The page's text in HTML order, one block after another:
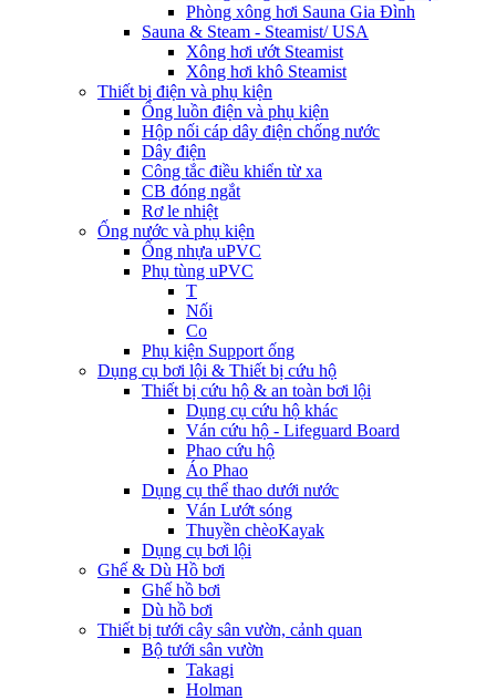
Phòng xông hơi Sauna Gia Đình
Sauna & Steam - Steamist/ USA
Xông hơi ướt Steamist
Xông hơi khô Steamist
Thiết bị điện và phụ kiện
Ống luồn điện và phụ kiện
Hộp nối cáp dây điện chống nước
Dây điện
Công tắc điều khiển từ xa
CB đóng ngắt
Rơ le nhiệt
Ống nước và phụ kiện
Ống nhựa uPVC
Phụ tùng uPVC
T
Nối
Co
Phụ kiện Support ống
Dụng cụ bơi lội & Thiết bị cứu hộ
Thiết bị cứu hộ & an toàn bơi lội
Dụng cụ cứu hộ khác
Ván cứu hộ - Lifeguard Board
Phao cứu hộ
Áo Phao
Dụng cụ thể thao dưới nước
Ván Lướt sóng
Thuyền chèoKayak
Dụng cụ bơi lội
Ghế & Dù Hồ bơi
Ghế hồ bơi
Dù hồ bơi
Thiết bị tưới cây sân vườn, cảnh quan
Bộ tưới sân vườn
Takagi
Holman